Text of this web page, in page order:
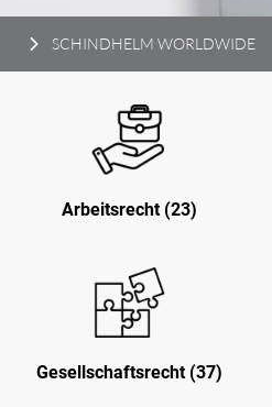
SCHINDHELM WORLDWIDE
Arbeitsrecht (23)
Gesellschaftsrecht (37)